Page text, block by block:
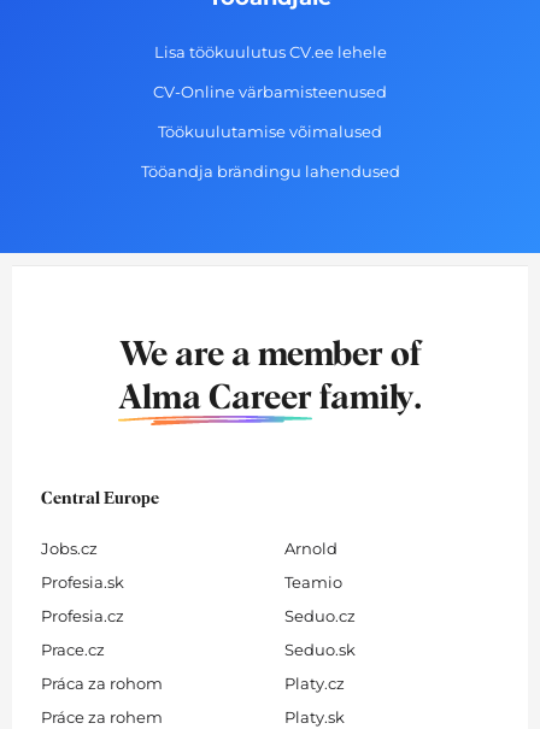
Lisa töökuulutus CV.ee lehele
CV-Online värbamisteenused
Töökuulutamise võimalused
Tööandja brändingu lahendused
We are a member of
Alma Career family.
Central Europe
Jobs.cz
Profesia.sk
Profesia.cz
Prace.cz
Práca za rohom
Práce za rohem
Arnold
Teamio
Seduo.cz
Seduo.sk
Platy.cz
Platy.sk